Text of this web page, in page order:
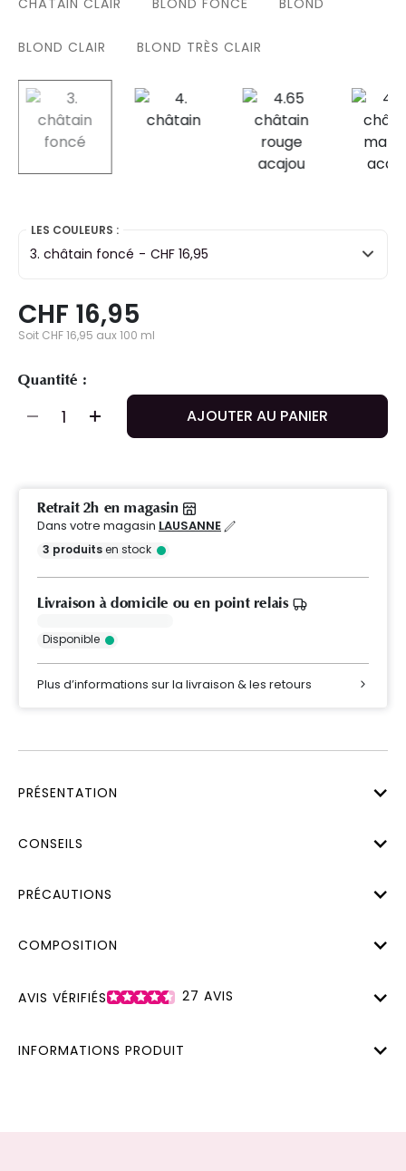
BLOND CLAIR BLOND TRÈS CLAIR
selected
LES COULEURS :
3. châtain foncé - CHF 16,95
CHF 16,95
Soit CHF 16,95 aux 100 ml
Quantité :
AJOUTER AU PANIER
Retrait 2h en magasin
Dans votre magasin LAUSANNE
3 produitsen stock
Livraison à domicile ou en point relais
Disponible
Plus d’informations sur la livraison & les retours
PRÉSENTATION
CONSEILS
PRÉCAUTIONS
COMPOSITION
AVIS VÉRIFIÉS 27 AVIS
INFORMATIONS PRODUIT